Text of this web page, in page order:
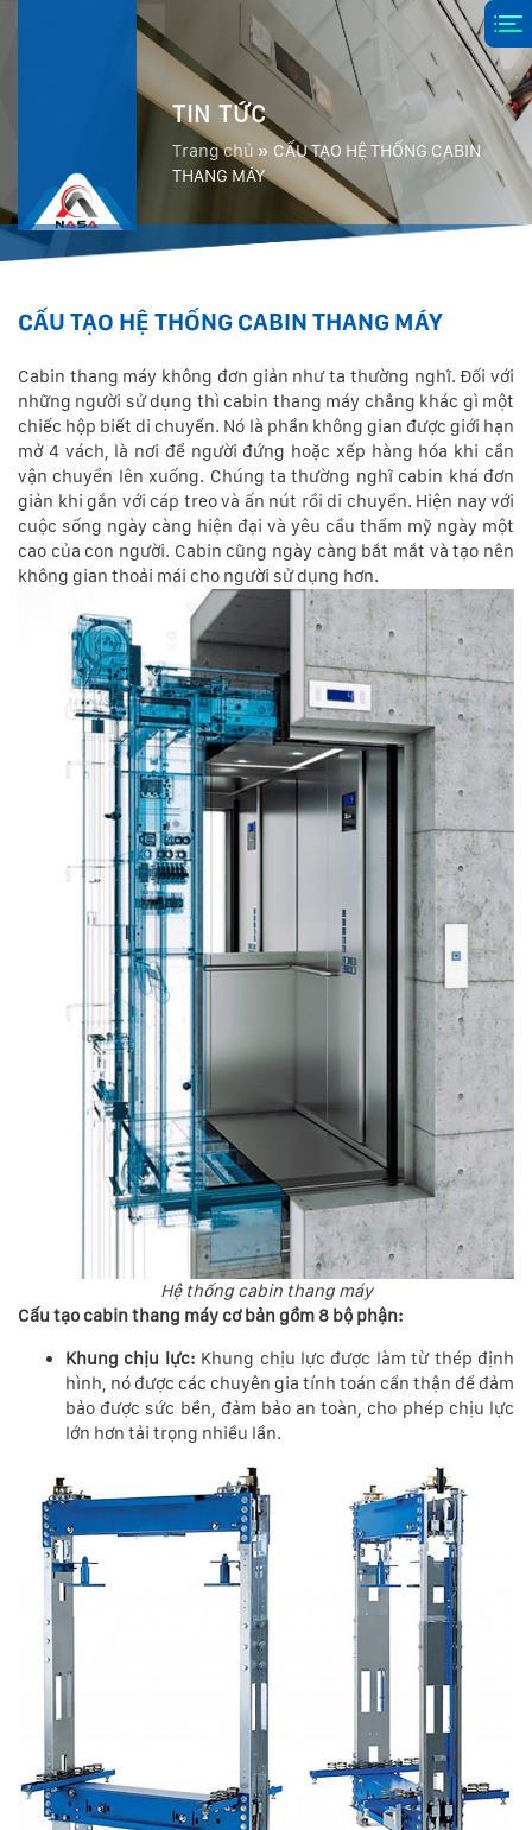
TIN TỨC
Trang chủ » CẤU TẠO HỆ THỐNG CABIN
THANG MÁY
CẤU TẠO HỆ THỐNG CABIN THANG MÁY
Cabin thang máy không đơn giản như ta thường nghĩ. Đối với
những người sử dụng thì cabin thang máy chẳng khác gì một
chiếc hộp biết di chuyển. Nó là phần không gian được giới hạn
mở 4 vách, là nơi để người đứng hoặc xếp hàng hóa khi cần
vận chuyển lên xuống. Chúng ta thường nghĩ cabin khá đơn
giản khi gắn với cáp treo và ấn nút rồi di chuyển. Hiện nay với
cuộc sống ngày càng hiện đại và yêu cầu thẩm mỹ ngày một
cao của con người. Cabin cũng ngày càng bắt mắt và tạo nên
không gian thoải mái cho người sử dụng hơn.
Hệ thống cabin thang máy
Cấu tạo cabin thang máy cơ bản gồm 8 bộ phận:
Khung chịu lực: Khung chịu lực được làm từ thép định
hình, nó được các chuyên gia tính toán cẩn thận để đảm
bảo được sức bền, đảm bảo an toàn, cho phép chịu lực
lớn hơn tải trọng nhiều lần.